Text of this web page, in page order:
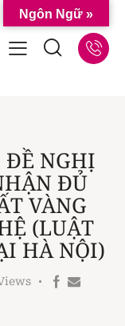
ĐỀ NGHỊ
ĐỦ
VÀNG
(LUẬT
HÀ NỘI)
Ngôn Ngữ »